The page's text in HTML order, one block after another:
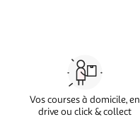
Vos courses à domicile, en
drive ou click & collect